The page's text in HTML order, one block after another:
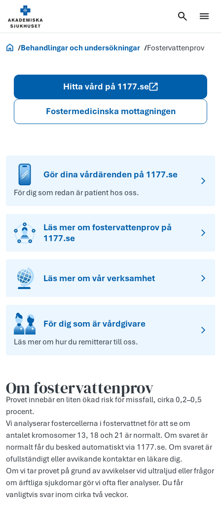
Akademiska.se
Behandlingar och undersökningar Fostervattenprov
Hitta vård på 1177.se
Fostermedicinska mottagningen
Gör dina vårdärenden på 1177.se
För dig som redan är patient hos oss.
Läs mer om fostervattenprov på
1177.se
Läs mer om vår verksamhet
För dig som är vårdgivare
Läs mer om hur du remitterar till oss.
Om fostervattenprov
Provet innebär en liten ökad risk för missfall, cirka 0,2–0,5
procent.
Vi analyserar fostercellerna i fostervattnet för att se om
antalet kromosomer 13, 18 och 21 är normalt. Om svaret är
normalt får du besked automatiskt via 1177.se. Om svaret är
ofullständigt eller avvikande kontaktar en läkare dig.
Om vi tar provet på grund av avvikelser vid ultraljud eller frågor
om ärftliga sjukdomar gör vi ofta fler analyser. Du får
vanligtvis svar inom cirka två veckor.